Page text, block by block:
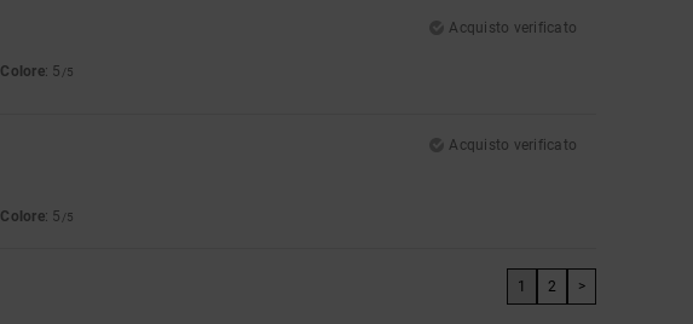
Acquisto verificato
Colore: 5 /5
Acquisto verificato
Colore: 5 /5
1 2 >